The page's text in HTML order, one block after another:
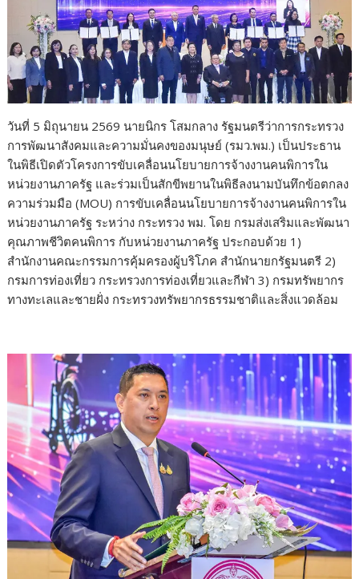
วันที่ 5 มิถุนายน 2569 นายนิกร โสมกลาง รัฐมนตรีว่าการกระทรวง
การพัฒนาสังคมและความมั่นคงของมนุษย์ (รมว.พม.) เป็นประธาน
ในพิธีเปิดตัวโครงการขับเคลื่อนนโยบายการจ้างงานคนพิการใน
หน่วยงานภาครัฐ และร่วมเป็นสักขีพยานในพิธีลงนามบันทึกข้อตกลง
ความร่วมมือ (MOU) การขับเคลื่อนนโยบายการจ้างงานคนพิการใน
หน่วยงานภาครัฐ ระหว่าง กระทรวง พม. โดย กรมส่งเสริมและพัฒนา
คุณภาพชีวิตคนพิการ กับหน่วยงานภาครัฐ ประกอบด้วย 1)
สำนักงานคณะกรรมการคุ้มครองผู้บริโภค สำนักนายกรัฐมนตรี 2)
กรมการท่องเที่ยว กระทรวงการท่องเที่ยวและกีฬา 3) กรมทรัพยากร
ทางทะเลและชายฝั่ง กระทรวงทรัพยากรธรรมชาติและสิ่งแวดล้อม